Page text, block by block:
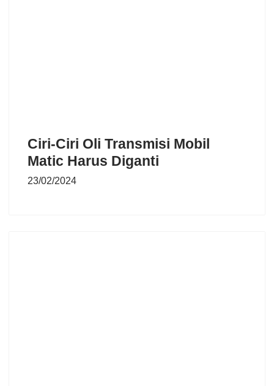
Ciri-Ciri Oli Transmisi Mobil
Matic Harus Diganti
23/02/2024